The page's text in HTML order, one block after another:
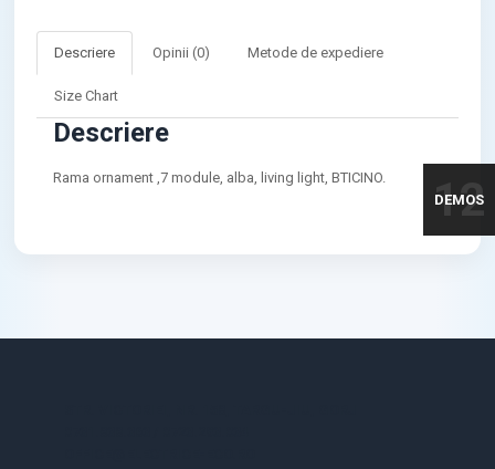
Descriere Opinii (0) Metode de expediere
Size Chart
Descriere
Rama ornament ,7 module, alba, living light, BTICINO.
DEMOS
12